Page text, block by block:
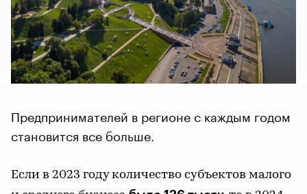
Предпринимателей в регионе с каждым годом
становится все больше.
Если в 2023 году количество субъектов малого